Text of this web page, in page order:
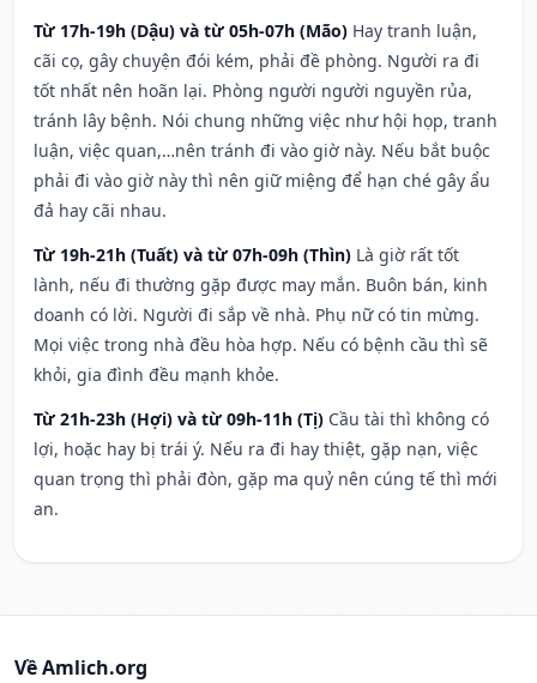
Từ 17h-19h (Dậu) và từ 05h-07h (Mão) Hay tranh luận,
cãi cọ, gây chuyện đói kém, phải đề phòng. Người ra đi
tốt nhất nên hoãn lại. Phòng người người nguyền rủa,
tránh lây bệnh. Nói chung những việc như hội họp, tranh
luận, việc quan,…nên tránh đi vào giờ này. Nếu bắt buộc
phải đi vào giờ này thì nên giữ miệng để hạn ché gây ẩu
đả hay cãi nhau.
Từ 19h-21h (Tuất) và từ 07h-09h (Thìn) Là giờ rất tốt
lành, nếu đi thường gặp được may mắn. Buôn bán, kinh
doanh có lời. Người đi sắp về nhà. Phụ nữ có tin mừng.
Mọi việc trong nhà đều hòa hợp. Nếu có bệnh cầu thì sẽ
khỏi, gia đình đều mạnh khỏe.
Từ 21h-23h (Hợi) và từ 09h-11h (Tị) Cầu tài thì không có
lợi, hoặc hay bị trái ý. Nếu ra đi hay thiệt, gặp nạn, việc
quan trọng thì phải đòn, gặp ma quỷ nên cúng tế thì mới
an.
Về Amlich.org